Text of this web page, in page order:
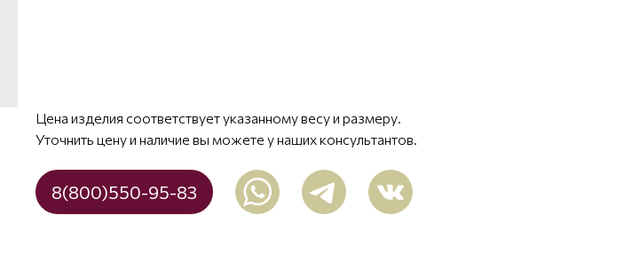
Цена изделия соответствует указанному весу и размеру.
Уточнить цену и наличие вы можете у наших консультантов.
8(800)550-95-83